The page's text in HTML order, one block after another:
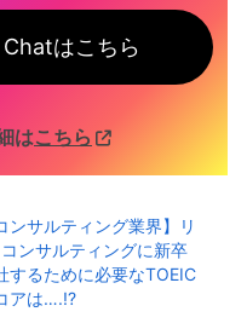
はこちら
はこちら
ンサルティング業界】リ
ンサルティングに新卒
するために必要なTOEIC
アは….!?